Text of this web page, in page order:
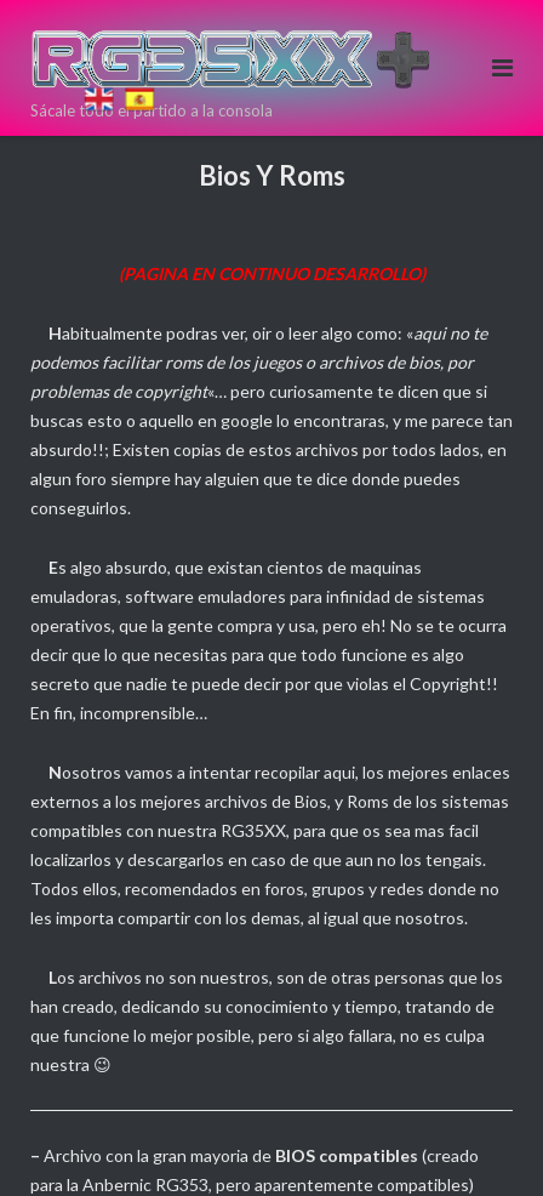
contenido
Sácale todo el partido a la consola
Bios Y Roms
(PAGINA EN CONTINUO DESARROLLO)
Habitualmente podras ver, oir o leer algo como: «aqui no te
podemos facilitar roms de los juegos o archivos de bios, por
problemas de copyright«… pero curiosamente te dicen que si
buscas esto o aquello en google lo encontraras, y me parece tan
absurdo!!; Existen copias de estos archivos por todos lados, en
algun foro siempre hay alguien que te dice donde puedes
conseguirlos.
Es algo absurdo, que existan cientos de maquinas
emuladoras, software emuladores para infinidad de sistemas
operativos, que la gente compra y usa, pero eh! No se te ocurra
decir que lo que necesitas para que todo funcione es algo
secreto que nadie te puede decir por que violas el Copyright!!
En fin, incomprensible…
Nosotros vamos a intentar recopilar aqui, los mejores enlaces
externos a los mejores archivos de Bios, y Roms de los sistemas
compatibles con nuestra RG35XX, para que os sea mas facil
localizarlos y descargarlos en caso de que aun no los tengais.
Todos ellos, recomendados en foros, grupos y redes donde no
les importa compartir con los demas, al igual que nosotros.
Los archivos no son nuestros, son de otras personas que los
han creado, dedicando su conocimiento y tiempo, tratando de
que funcione lo mejor posible, pero si algo fallara, no es culpa
nuestra 😉
– Archivo con la gran mayoria de BIOS compatibles (creado
para la Anbernic RG353, pero aparentemente compatibles)
Si estas
comprar una
puedes
Directamente
desde >>
ANBERNIC
<<